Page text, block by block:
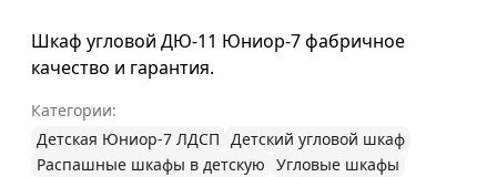
Шкаф угловой ДЮ-11 Юниор-7 фабричное
качество и гарантия.
Категории:
Детская Юниор-7 ЛДСП
Детский угловой шкаф
Распашные шкафы в детскую Угловые шкафы